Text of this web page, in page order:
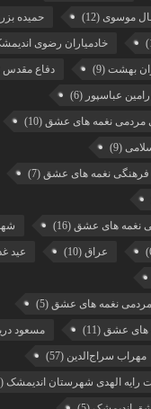
موسوی (12) حمیده
خادمیاران رضوی
بهشت (9) دفاع مقدس
رامین عباسپور (6)
مردمی نغمه های عشق (10)
(9)
فرهنگی نغمه های عشق (7)
نغمه های عشق (16)
عراق (10) عید
نغمه های عشق (5)
های عشق (11) مسعود
مهراب سراج‌الدین (57)
الهدی شهرستان اندیمشک (9)